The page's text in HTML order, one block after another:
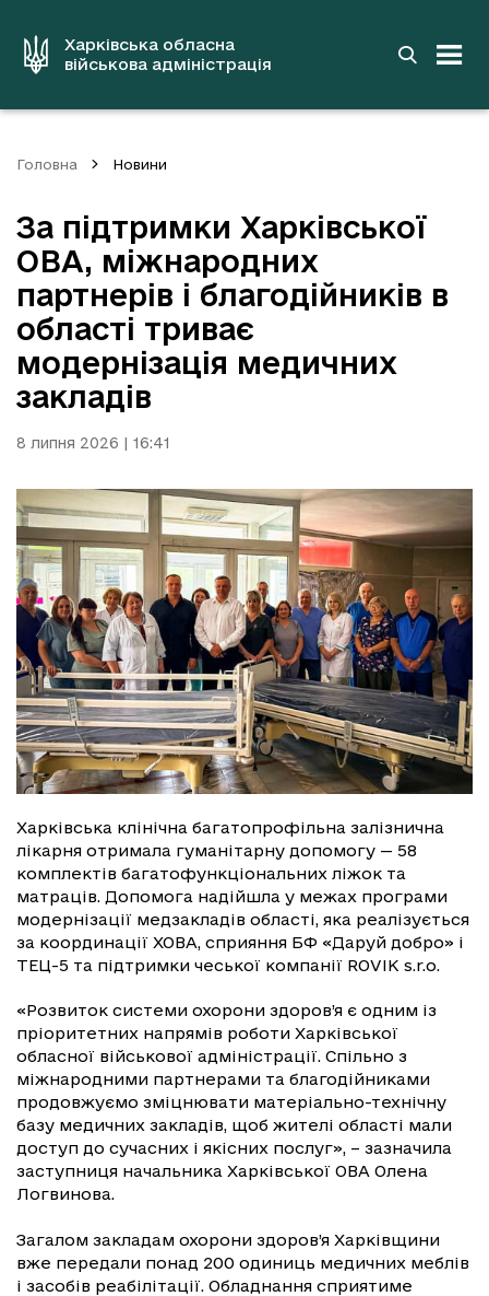
вмістуХарківська обласна
військова адміністрація
Головна Новини
За підтримки Харківської
ОВА, міжнародних
партнерів і благодійників в
області триває
модернізація медичних
закладів
8 липня 2026 | 16:41
Харківська клінічна багатопрофільна залізнична
лікарня отримала гуманітарну допомогу — 58
комплектів багатофункціональних ліжок та
матраців. Допомога надійшла у межах програми
модернізації медзакладів області, яка реалізується
за координації ХОВА, сприяння БФ «Даруй добро» і
ТЕЦ-5 та підтримки чеської компанії ROVIK s.r.o.
«Розвиток системи охорони здоров’я є одним із
пріоритетних напрямів роботи Харківської
обласної військової адміністрації. Спільно з
міжнародними партнерами та благодійниками
продовжуємо зміцнювати матеріально-технічну
базу медичних закладів, щоб жителі області мали
доступ до сучасних і якісних послуг», – зазначила
заступниця начальника Харківської ОВА Олена
Логвинова.
Загалом закладам охорони здоров’я Харківщини
вже передали понад 200 одиниць медичних меблів
і засобів реабілітації. Обладнання сприятиме